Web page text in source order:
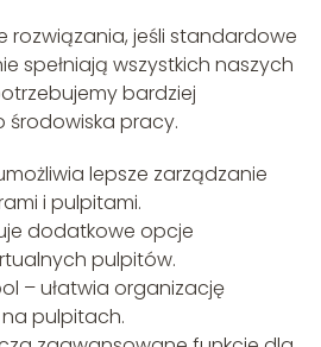
rozwiązania, jeśli standardowe
spełniają wszystkich naszych
bardziej
pracy.
lepsze zarządzanie
i pulpitami.
dodatkowe opcje
pulpitów.
– ułatwia organizację
pulpitach.